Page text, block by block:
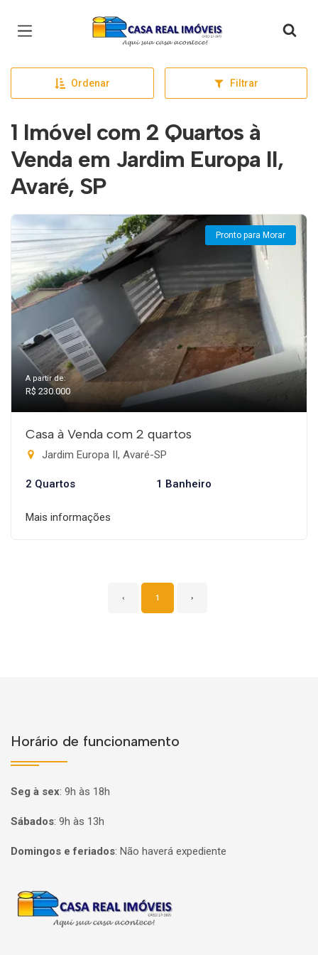
Página inicial
Ordenar Filtrar
1 Imóvel com 2 Quartos à
Venda em Jardim Europa II,
Avaré, SP
Pronto para Morar
A partir de:
R$ 230.000
Casa à Venda com 2 quartos
Jardim Europa II, Avaré-SP
2 Quartos 1 Banheiro
Mais informações
‹ 1 ›
Horário de funcionamento
Seg à sex: 9h às 18h
Sábados: 9h às 13h
Domingos e feriados: Não haverá expediente
Página inicial